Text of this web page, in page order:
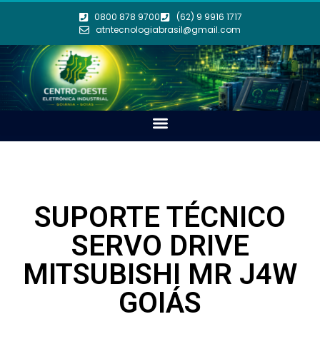
0800 878 9700
(62) 9 9916 1717
atntecnologiabrasil@gmail.com
SUPORTE TÉCNICO
SERVO DRIVE
MITSUBISHI MR J4W
GOIÁS